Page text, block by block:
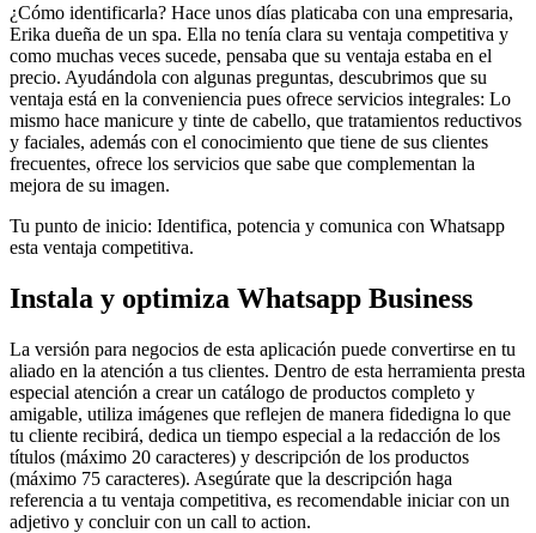
¿Cómo identificarla? Hace unos días platicaba con una empresaria,
Erika dueña de un spa. Ella no tenía clara su ventaja competitiva y
como muchas veces sucede, pensaba que su ventaja estaba en el
precio. Ayudándola con algunas preguntas, descubrimos que su
ventaja está en la conveniencia pues ofrece servicios integrales: Lo
mismo hace manicure y tinte de cabello, que tratamientos reductivos
y faciales, además con el conocimiento que tiene de sus clientes
frecuentes, ofrece los servicios que sabe que complementan la
mejora de su imagen.
Tu punto de inicio: Identifica, potencia y comunica con Whatsapp
esta ventaja competitiva.
Instala y optimiza Whatsapp Business
La versión para negocios de esta aplicación puede convertirse en tu
aliado en la atención a tus clientes. Dentro de esta herramienta presta
especial atención a crear un catálogo de productos completo y
amigable, utiliza imágenes que reflejen de manera fidedigna lo que
tu cliente recibirá, dedica un tiempo especial a la redacción de los
títulos (máximo 20 caracteres) y descripción de los productos
(máximo 75 caracteres). Asegúrate que la descripción haga
referencia a tu ventaja competitiva, es recomendable iniciar con un
adjetivo y concluir con un call to action.